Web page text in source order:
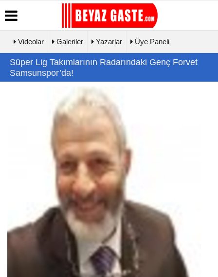
Üye Paneli
Haber
Arşivi
Hava
Durumu
Manşetleri
Biyografiler
Köşe
Yazarları
Künye
Çerez
Videolar Galeriler Yazarlar Üye Paneli
Süper Lig Takımlarının Radarındaki Genç Forvet
Samsunspor’da!